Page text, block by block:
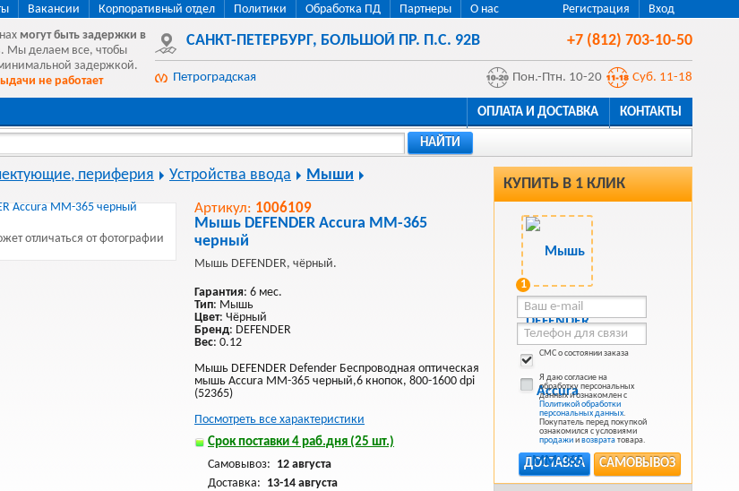
Регистрация Вход
Вакансии Корпоративный отдел Политики Обработка ПД Партнеры
О нас
могут быть задержки в
Мы делаем все, чтобы
задержкой.
не работает
САНКТ-ПЕТЕРБУРГ, БОЛЬШОЙ ПР. П.С. 92В +7 (812) 703-10-50
Петроградская Пон.-Птн. 10-20 Суб. 11-18
ОПЛАТА И ДОСТАВКА КОНТАКТЫ
НАЙТИ
КУПИТЬ В 1 КЛИК
1
СМС о состоянии заказа
Я даю согласие на
обработку персональных
данных и ознакомлен с
Политикой обработки
персональных данных.
Покупатель перед покупкой
ознакомился с условиями
продажиивозврататовара.
САМОВЫВОЗ
ДОСТАВКА
периферия Устройства ввода Мыши
отличаться от фотографии
Артикул: 1006109
Мышь DEFENDER Accura MM-365
черный
Мышь DEFENDER, чёрный.
Гарантия: 6 мес.
Тип: Мышь
Цвет: Чёрный
Бренд: DEFENDER
Вес: 0.12
Мышь DEFENDER Defender Беспроводная оптическая
мышь Accura MM-365 черный,6 кнопок, 800-1600 dpi
(52365)
Посмотреть все характеристики
Срок поставки 4 раб.дня (25 шт.)
Самовывоз: 12 августа
Доставка: 13-14 августа